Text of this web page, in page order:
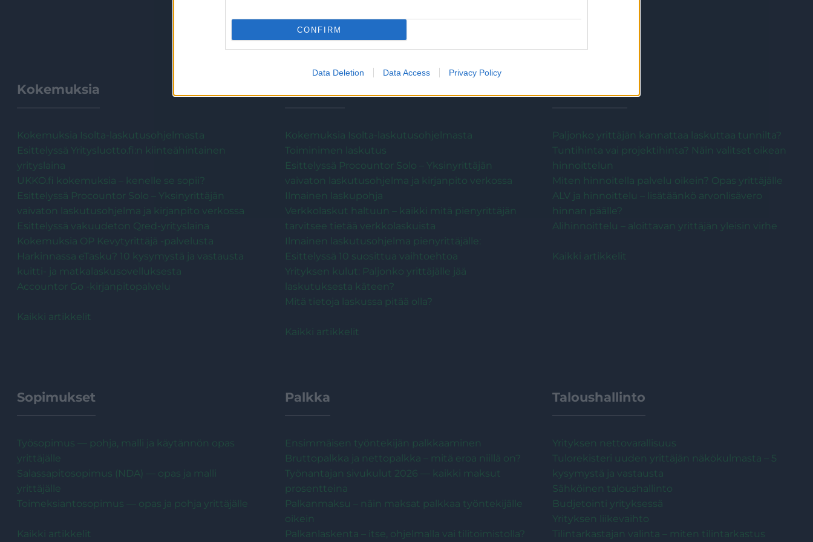
CONFIRM
Data Deletion Data Access Privacy Policy
Kaikki artikkelit
Kokemuksia
Kokemuksia Isolta-laskutusohjelmasta
Esittelyssä Yritysluotto.fi:n kiinteähintainen
yrityslaina
UKKO.fi kokemuksia – kenelle se sopii?
Esittelyssä Procountor Solo – Yksinyrittäjän
vaivaton laskutusohjelma ja kirjanpito verkossa
Esittelyssä vakuudeton Qred-yrityslaina
Kokemuksia OP Kevytyrittäjä -palvelusta
Harkinnassa eTasku? 10 kysymystä ja vastausta
kuitti- ja matkalaskusovelluksesta
Accountor Go -kirjanpitopalvelu
Kaikki artikkelit
Kokemuksia Isolta-laskutusohjelmasta
Toiminimen laskutus
Esittelyssä Procountor Solo – Yksinyrittäjän
vaivaton laskutusohjelma ja kirjanpito verkossa
Ilmainen laskupohja
Verkkolaskut haltuun – kaikki mitä pienyrittäjän
tarvitsee tietää verkkolaskuista
Ilmainen laskutusohjelma pienyrittäjälle:
Esittelyssä 10 suosittua vaihtoehtoa
Yrityksen kulut: Paljonko yrittäjälle jää
laskutuksesta käteen?
Mitä tietoja laskussa pitää olla?
Kaikki artikkelit
Paljonko yrittäjän kannattaa laskuttaa tunnilta?
Tuntihinta vai projektihinta? Näin valitset oikean
hinnoittelun
Miten hinnoitella palvelu oikein? Opas yrittäjälle
ALV ja hinnoittelu – lisätäänkö arvonlisävero
hinnan päälle?
Alihinnoittelu – aloittavan yrittäjän yleisin virhe
Kaikki artikkelit
Sopimukset
Työsopimus — pohja, malli ja käytännön opas
yrittäjälle
Salassapitosopimus (NDA) — opas ja malli
yrittäjälle
Toimeksiantosopimus — opas ja pohja yrittäjälle
Kaikki artikkelit
Palkka
Ensimmäisen työntekijän palkkaaminen
Bruttopalkka ja nettopalkka – mitä eroa niillä on?
Työnantajan sivukulut 2026 — kaikki maksut
prosentteina
Palkanmaksu – näin maksat palkkaa työntekijälle
oikein
Palkanlaskenta – itse, ohjelmalla vai tilitoimistolla?
Taloushallinto
Yrityksen nettovarallisuus
Tulorekisteri uuden yrittäjän näkökulmasta – 5
kysymystä ja vastausta
Sähköinen taloushallinto
Budjetointi yrityksessä
Yrityksen liikevaihto
Tilintarkastajan valinta – miten tilintarkastus